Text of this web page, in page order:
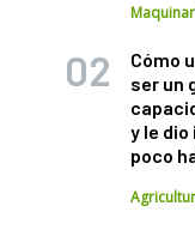
Cómo
ser un
y le
poco